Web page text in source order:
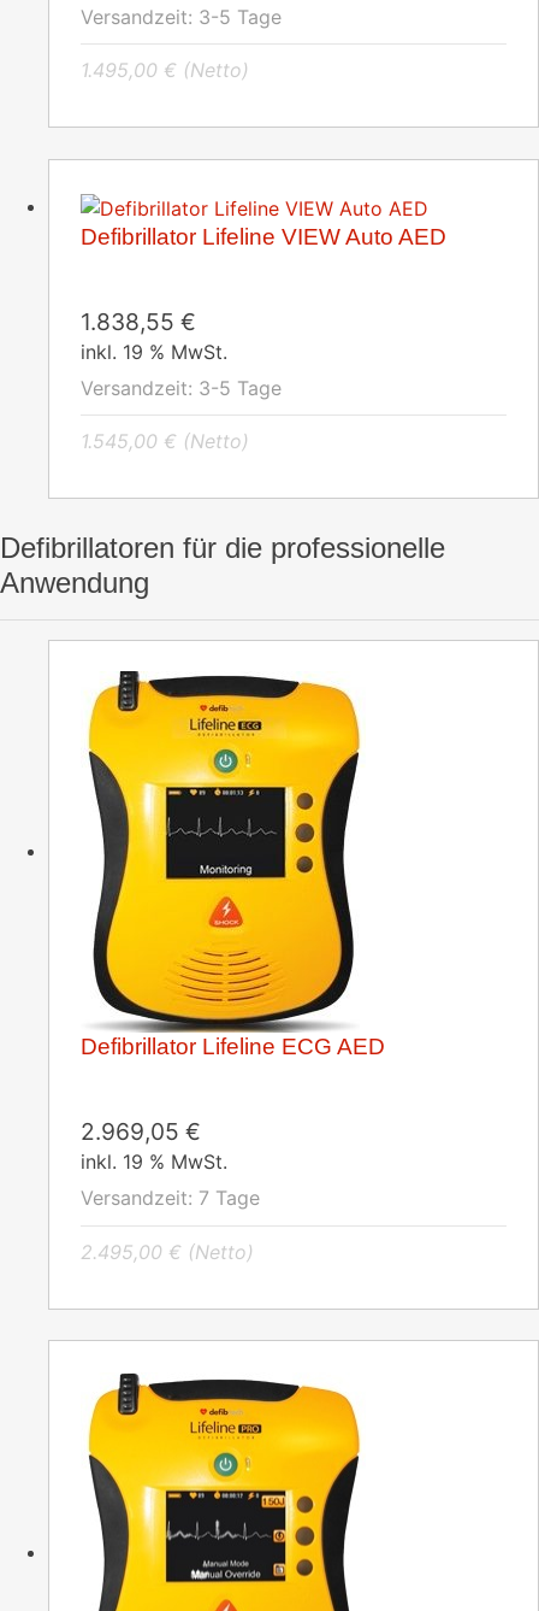
Versandzeit: 3-5 Tage
1.495,00 € (Netto)
Defibrillator Lifeline VIEW Auto AED
1.838,55 €
inkl. 19 % MwSt.
Versandzeit: 3-5 Tage
1.545,00 € (Netto)
Defibrillatoren für die professionelle
Anwendung
Defibrillator Lifeline ECG AED
2.969,05 €
inkl. 19 % MwSt.
Versandzeit: 7 Tage
2.495,00 € (Netto)